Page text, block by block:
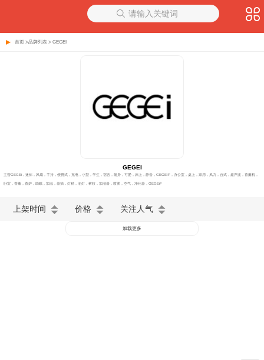
请输入关键词
首页 >品牌列表 > GEGEI
GEGEI
主营GEGEi，迷你，风扇，手持，便携式，充电，小型，学生，宿舍，随身，可爱，床上，静音，GEGEIF，办公室，桌上，家用，风力，台式，超声波，香薰机，
卧室，香薰，香炉，助眠，加温，器插，灯精，油灯，树枝，加湿器，喷雾，空气，净化器，GEGEiF
上架时间 价格 关注人气
加载更多